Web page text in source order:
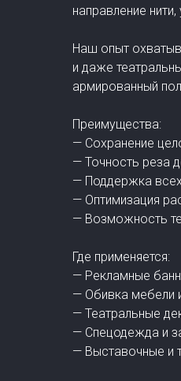
направление
Наш опыт
и даже
армированный
Преимущества:
— Сохранение
— Точность реза
— Поддержка всех
— Оптимизация
— Возможность
Где применяется:
— Рекламные
— Обивка мебели
— Театральные
— Спецодежда и
— Выставочные и